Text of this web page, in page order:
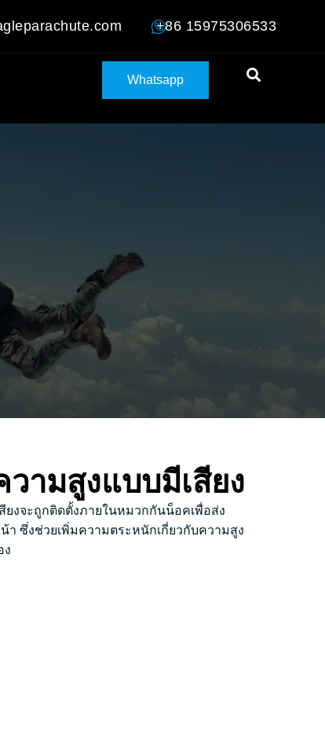
+86 15975306533
Whatsapp
ามสูงแบบมีเสียง
งจะถูกติดตั้งภายในหมวกกันน็อคเพื่อส่ง
า ซึ่งช่วยเพิ่มความตระหนักเกี่ยวกับความสูง
ง